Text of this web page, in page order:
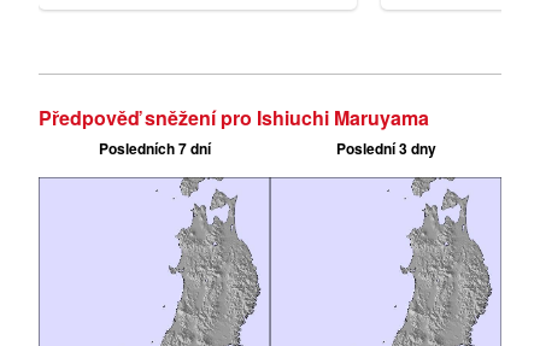
Předpověď sněžení pro Ishiuchi Maruyama
Posledních 7 dní Poslední 3 dny